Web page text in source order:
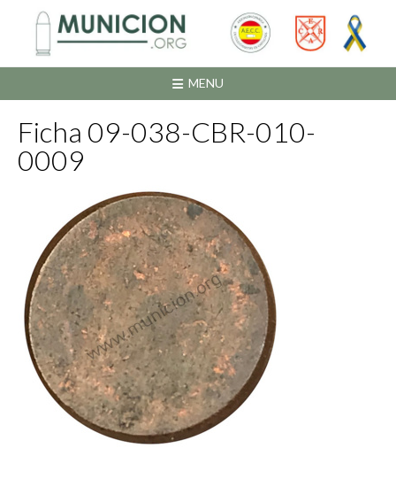
contenido
MENU
Ficha 09-038-CBR-010-
0009